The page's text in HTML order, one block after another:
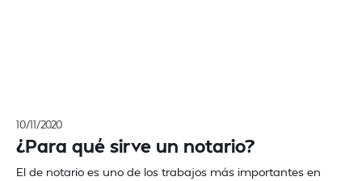
10/11/2020
¿Para qué sirve un notario?
El de notario es uno de los trabajos más importantes en